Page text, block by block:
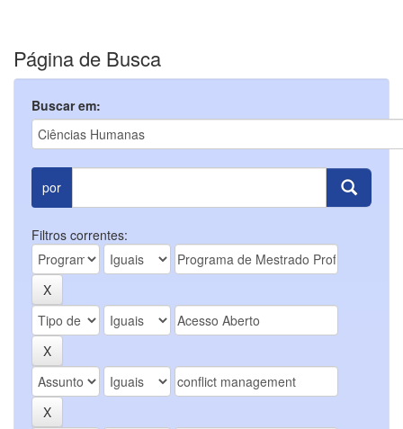
Página de Busca
Buscar em:
por
Filtros correntes: